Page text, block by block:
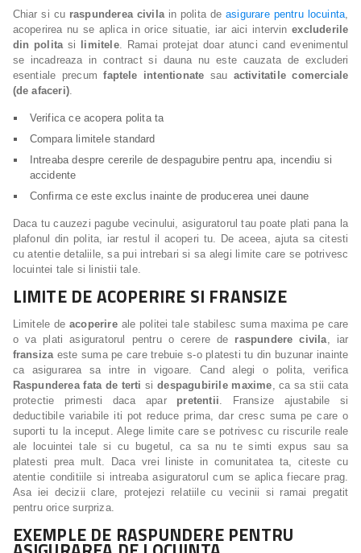
Chiar si cu raspunderea civilain polita deasigurare pentru locuinta,
acoperirea nu se aplica in orice situatie, iar aici intervinexcluderile
din politasi limitele. Ramai protejat doar atunci cand evenimentul
se incadreaza in contract si dauna nu este cauzata de excluderi
esentiale precumfaptele intentionate sau activitatile comerciale
(de afaceri).
Verifica ce acopera polita ta
Compara limitele standard
Intreaba despre cererile de despagubire pentru apa, incendiu si
accidente
Confirma ce este exclus inainte de producerea unei daune
Daca tu cauzezi pagube vecinului, asiguratorul tau poate plati pana la
plafonul din polita, iar restul il acoperi tu. De aceea, ajuta sa citesti
cu atentie detaliile, sa pui intrebari si sa alegi limite care se potrivesc
locuintei tale si linistii tale.
LIMITE DE ACOPERIRE SI FRANSIZE
Limitele deacoperireale politei tale stabilesc suma maxima pe care
o va plati asiguratorul pentru o cerere de raspundere civila, iar
fransizaeste suma pe care trebuie s-o platesti tu din buzunar inainte
ca asigurarea sa intre in vigoare. Cand alegi o polita, verifica
Raspunderea fata de terti sidespagubirile maxime, ca sa stii cata
protectie primesti daca apar pretentii. Fransize ajustabile si
deductibile variabile iti pot reduce prima, dar cresc suma pe care o
suporti tu la inceput. Alege limite care se potrivesc cu riscurile reale
ale locuintei tale si cu bugetul, ca sa nu te simti expus sau sa
platesti prea mult. Daca vrei liniste in comunitatea ta, citeste cu
atentie conditiile si intreaba asiguratorul cum se aplica fiecare prag.
Asa iei decizii clare, protejezi relatiile cu vecinii si ramai pregatit
pentru orice surpriza.
EXEMPLE DE RASPUNDERE PENTRU